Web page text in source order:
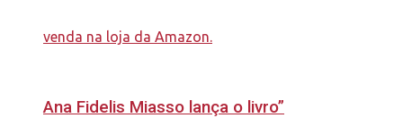
Ana Fidelis Miasso lança o livro”